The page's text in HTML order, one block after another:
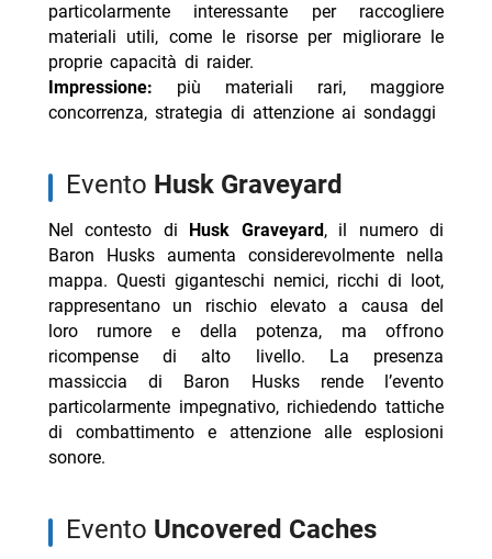
particolarmente interessante per raccogliere
materiali utili, come le risorse per migliorare le
proprie capacità di raider.
Impressione: più materiali rari, maggiore
concorrenza, strategia di attenzione ai sondaggi
evento Husk Graveyard
Nel contesto di Husk Graveyard , il numero di
Baron Husks aumenta considerevolmente nella
mappa. Questi giganteschi nemici, ricchi di loot,
rappresentano un rischio elevato a causa del
loro rumore e della potenza, ma offrono
ricompense di alto livello. La presenza
massiccia di Baron Husks rende l’evento
particolarmente impegnativo, richiedendo tattiche
di combattimento e attenzione alle esplosioni
sonore.
evento Uncovered Caches